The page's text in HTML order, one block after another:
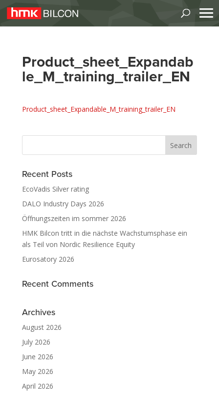
Product_sheet_Expandab
le_M_training_trailer_EN
Product_sheet_Expandable_M_training_trailer_EN
Recent Posts
EcoVadis Silver rating
DALO Industry Days 2026
Öffnungszeiten im sommer 2026
HMK Bilcon tritt in die nächste Wachstumsphase ein
als Teil von Nordic Resilience Equity
Eurosatory 2026
Recent Comments
Archives
August 2026
July 2026
June 2026
May 2026
April 2026